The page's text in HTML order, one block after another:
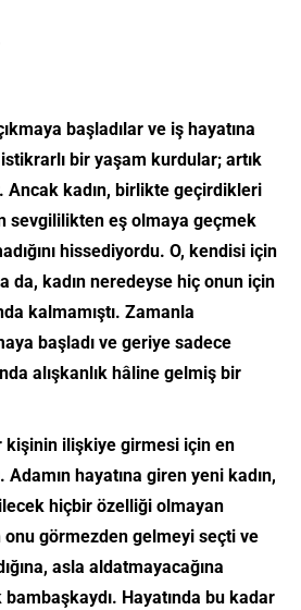
başladılar ve iş hayatına
bir yaşam kurdular; artık
Ancak kadın, birlikte geçirdikleri
sevgililikten eş olmaya geçmek
hissediyordu. O, kendisi için
da, kadın neredeyse hiç onun için
kalmamıştı. Zamanla
başladı ve geriye sadece
alışkanlık hâline gelmiş bir
kişinin ilişkiye girmesi için en
Adamın hayatına giren yeni kadın,
hiçbir özelliği olmayan
onu görmezden gelmeyi seçti ve
asla aldatmayacağına
Hayatında bu kadar